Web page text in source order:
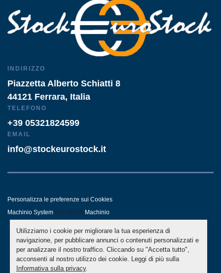
Utilizziamo i cookie per migliorare la tua esperienza di
navigazione, per pubblicare annunci o contenuti personalizzati e
per analizzare il nostro traffico. Cliccando su "Accetta tutto",
acconsenti al nostro utilizzo dei cookie. Leggi di più sulla
Informativa sulla privacy.
INDIRIZZO
Piazzetta Alberto Schiatti 8
44121 Ferrara, Italia
TELEFONO
+39 05321824599
EMAIL
info@stockeurostock.it
Personalizza le preferenze sui Cookies
Machinio System sito web di Machinio
- LINKEDIN - WHATSAPP